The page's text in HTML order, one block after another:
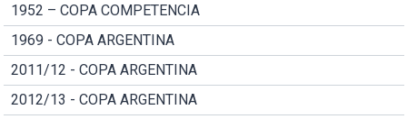
1952 – COPA COMPETENCIA
1969 - COPA ARGENTINA
2011/12 - COPA ARGENTINA
2012/13 - COPA ARGENTINA